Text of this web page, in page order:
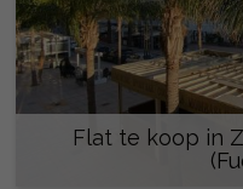
Flat te koop in